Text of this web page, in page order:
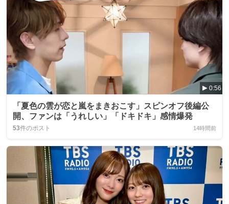
0:56
「夏色の雲が恋と嵐をまきおこす」スピンオフ後編公
開、ファンは「うれしい」「ドキドキ」感情爆発
53件のポスト 14時間前